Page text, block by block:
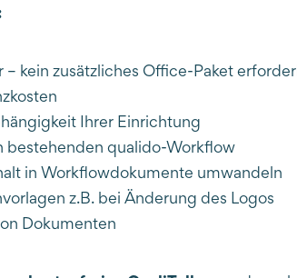
kein zusätzliches Office-Paket
Ihrer Einrichtung
bestehenden qualido-Workflow
in Workflowdokumente umwandeln
z.B. bei Änderung des Logos
Dokumenten